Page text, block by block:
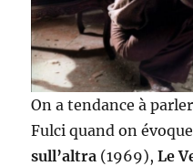
On a tendance à
Fulci quand on
sull’altra (1969),Le